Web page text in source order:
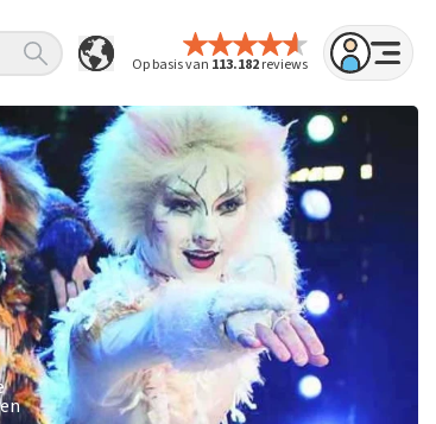
Op basis van 113.182reviews